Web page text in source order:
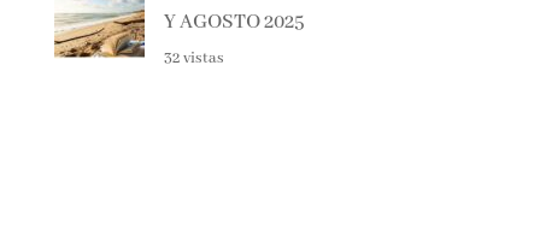
Y AGOSTO 2025
32 vistas